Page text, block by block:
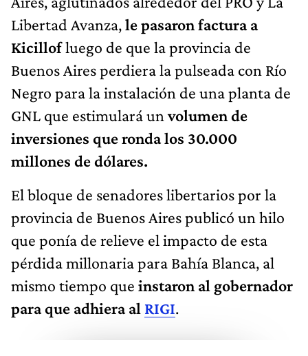
Libertad Avanza,le pasaron factura a
Kicillofluego de que la provincia de
Buenos Aires perdiera la pulseada con Río
Negro para la instalación de una planta de
GNL que estimulará unvolumen de
inversiones que ronda los 30.000
millones de dólares.
El bloque de senadores libertarios por la
provincia de Buenos Aires publicó un hilo
que ponía de relieve el impacto de esta
pérdida millonaria para Bahía Blanca, al
mismo tiempo que instaron al gobernador
para que adhiera al RIGI.